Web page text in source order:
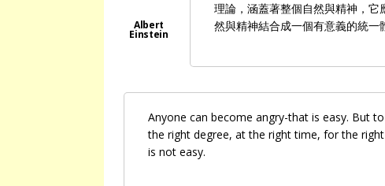
理論，涵蓋著整個自然與精神，
然與精神結合成一個有意義的統一
Anyone can become angry-that is easy. But
the right degree, at the right time, for the
is not easy.